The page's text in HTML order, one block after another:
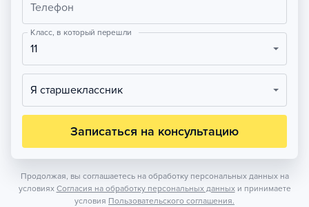
Телефон
Класс, в который перешли
11
Я старшеклассник
Записаться на консультацию
Продолжая, вы соглашаетесь на обработку персональных данных на
условиях Согласия на обработку персональных данных и принимаете
условия Пользовательского соглашения.